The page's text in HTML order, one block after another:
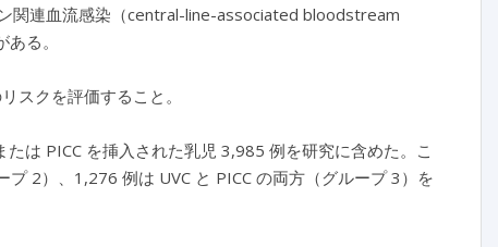
関連血流感染（central-line-associated bloodstream
る。
スクを評価すること。
は PICC を挿入された乳児 3,985 例を研究に含めた。こ
2）、1,276 例は UVC と PICC の両方（グループ 3）を